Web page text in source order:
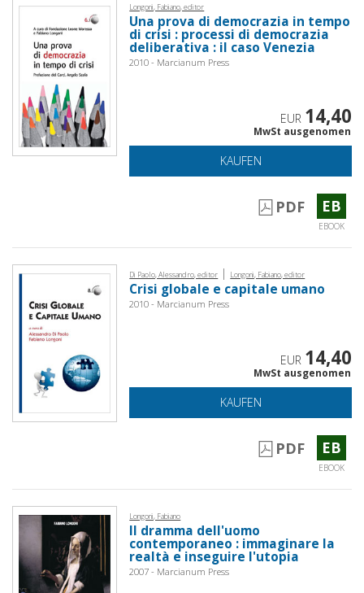
Longoni, Fabiano, editor
Una prova di democrazia in tempo
di crisi : processi di democrazia
deliberativa : il caso Venezia
2010 - Marcianum Press
EUR 14,40
MwSt ausgenomen
KAUFEN
PDF EB
EBOOK
Di Paolo, Alessandro, editor | Longoni, Fabiano, editor
Crisi globale e capitale umano
2010 - Marcianum Press
EUR 14,40
MwSt ausgenomen
KAUFEN
PDF EB
EBOOK
Longoni, Fabiano
Il dramma dell'uomo
contemporaneo : immaginare la
realtà e inseguire l'utopia
2007 - Marcianum Press